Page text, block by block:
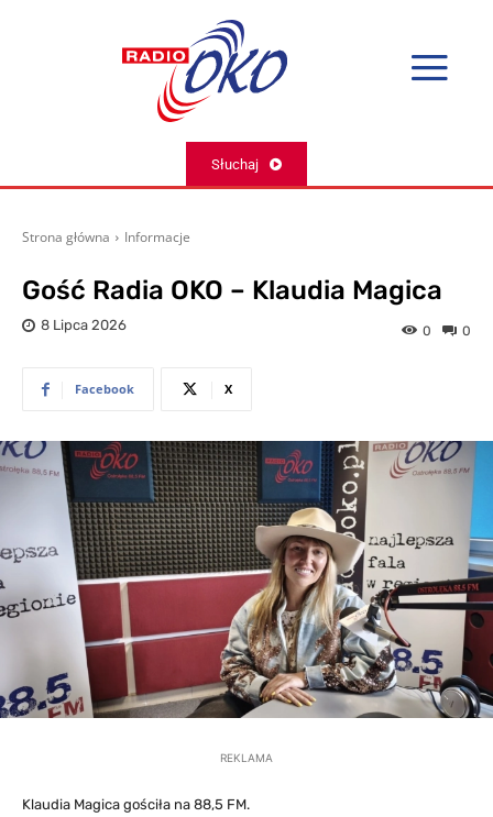
Słuchaj
Strona główna Informacje
Gość Radia OKO – Klaudia Magica
8 Lipca 2026 0
0
Facebook X
REKLAMA
Klaudia Magica gościła na 88,5 FM.